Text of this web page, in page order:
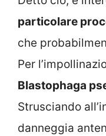
particolare
che
Per
Blastophaga
Strusciando
danneggia